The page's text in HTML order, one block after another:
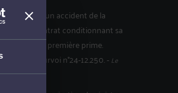
la victime d’un accident de la
clause du contrat conditionnant sa
de la première prime.
pourvoi n°24-12.250.-Le